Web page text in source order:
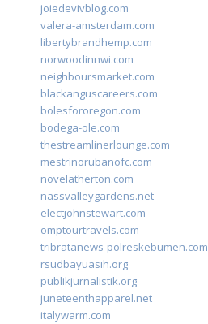
joiedevivblog.com
valera-amsterdam.com
libertybrandhemp.com
norwoodinnwi.com
neighboursmarket.com
blackanguscareers.com
bolesfororegon.com
bodega-ole.com
thestreamlinerlounge.com
mestrinorubanofc.com
novelatherton.com
nassvalleygardens.net
electjohnstewart.com
omptourtravels.com
tribratanews-polreskebumen.com
rsudbayuasih.org
publikjurnalistik.org
juneteenthapparel.net
italywarm.com